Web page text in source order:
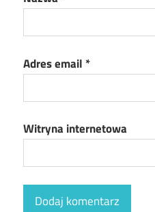
Adres email *
Witryna internetowa